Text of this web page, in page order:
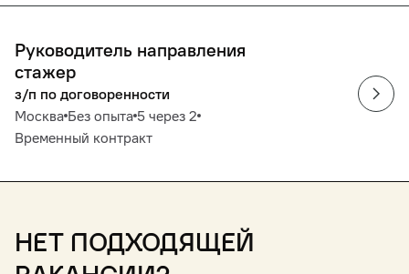
Руководитель направления
стажер
з/п по договоренности
Москва Без опыта 5 через 2
Временный контракт
Нет подходящей